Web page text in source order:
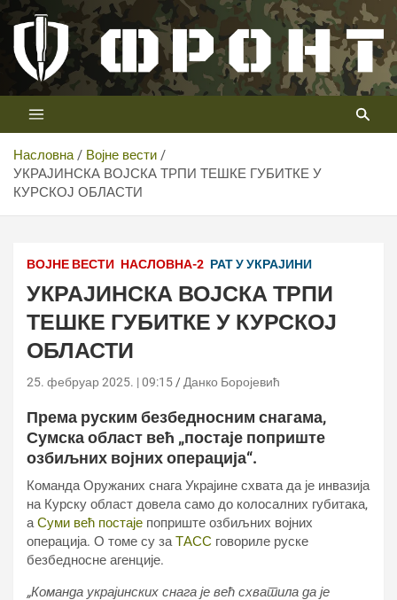
Скип
цонтент
Телевизија ФРОНТ
Први војни канал у Србији
Насловна
Војне вести
УКРАЈИНСКА ВОЈСКА ТРПИ ТЕШКЕ ГУБИТКЕ У
КУРСКОЈ ОБЛАСТИ
ВОЈНЕ ВЕСТИ НАСЛОВНА-2 РАТ У УКРАЈИНИ
УКРАЈИНСКА ВОЈСКА ТРПИ
ТЕШКЕ ГУБИТКЕ У КУРСКОЈ
ОБЛАСТИ
25. фебруар 2025. | 09:15 Данко Боројевић
Према руским безбедносним снагама,
Сумска област већ „постаје поприште
озбиљних војних операција“.
Команда Оружаних снага Украјине схвата да је инвазија
на Курску област довела само до колосалних губитака,
аСуми већ постаје поприште озбиљних војних
операција. О томе су заТАСС говориле руске
безбедносне агенције.
„Команда украјинских снага је већ схватила да је